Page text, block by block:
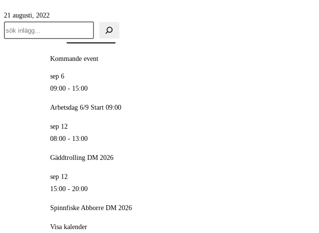
21 augusti, 2022
Sök
inlägg
Kommande event
sep6
09:00 - 15:00
Arbetsdag 6/9 Start 09:00
sep 12
08:00 - 13:00
Gäddtrolling DM 2026
sep 12
15:00 -20:00
Spinnfiske Abborre DM 2026
Visa kalender